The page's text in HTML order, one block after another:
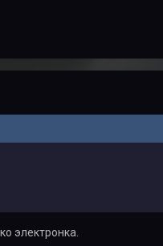
электронка.